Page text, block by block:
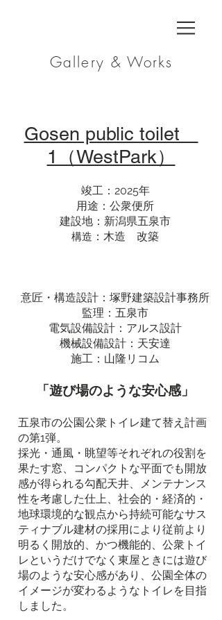
Gallery & Works
Gosen public toilet
1（WestPark）
竣工：2025年
用途：公衆便所
建設地：新潟県五泉市
構造 ： 木造 改築
意匠・構造設計：塚野建築設計事務所
監理：五泉市
電気設備設計：アルス設計
機械設備設計：天安達
施工： 山隆リコム
「遊び場のような安心感」
五泉市の公園公衆トイレ建て替え計画
の第1弾。
採光・通風・眺望等それぞれの役割を
果たす窓、コンパクトな平面でも開放
感が得られる勾配天井、メンテナンス
性を考慮した仕上、社会的・経済的・
地球環境的な観点から持続可能なサス
ティナブル建材の採用により従前より
明るく開放的、かつ機能的、公衆トイ
レというだけでなく東屋ときには遊び
場のような安心感があり、公園全体の
イメージが変わるようなトイレを目指
しました。